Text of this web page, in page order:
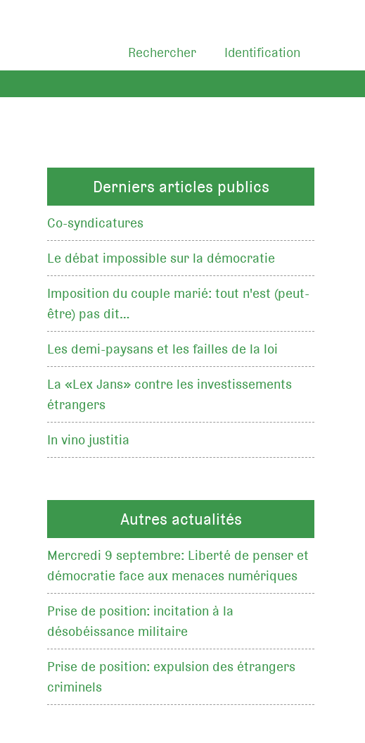
Identification
Rechercher
Derniers articles publics
Co-syndicatures
Le débat impossible sur la démocratie
Imposition du couple marié: tout n'est (peut-
être) pas dit…
Les demi-paysans et les failles de la loi
La «Lex Jans» contre les investissements
étrangers
In vino justitia
Autres actualités
Mercredi 9 septembre: Liberté de penser et
démocratie face aux menaces numériques
Prise de position: incitation à la
désobéissance militaire
Prise de position: expulsion des étrangers
criminels